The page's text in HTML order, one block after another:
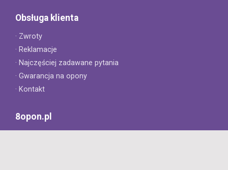
Obsługa klienta
· Zwroty
· Reklamacje
· Najczęściej zadawane pytania
· Gwarancja na opony
· Kontakt
8opon.pl